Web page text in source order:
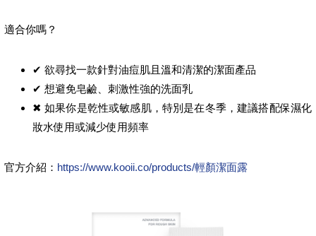
適合你嗎？
✔ 欲尋找一款針對油痘肌且溫和清潔的潔面產品
✔ 想避免皂鹼、刺激性強的洗面乳
✖ 如果你是乾性或敏感肌，特別是在冬季，建議搭配保濕化
妝水使用或減少使用頻率
官方介紹： https://www.kooii.co/products/輕顏潔面露